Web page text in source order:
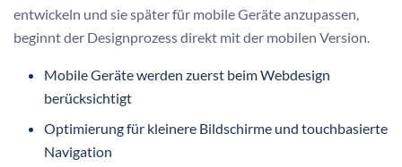
entwickeln und sie später für mobile Geräte anzupassen,
beginnt der Designprozess direkt mit der mobilen Version.
Mobile Geräte werden zuerst beim Webdesign
berücksichtigt
Optimierung für kleinere Bildschirme und touchbasierte
Navigation